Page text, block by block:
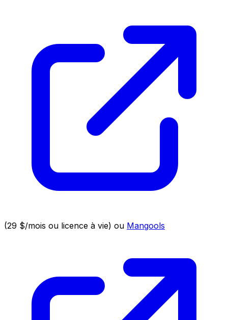
(29 $/mois ou licence à vie) ou Mangools